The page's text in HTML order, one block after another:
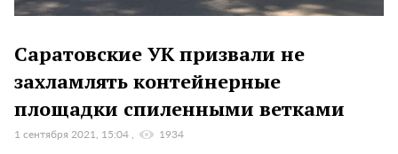
Саратовские УК призвали не
захламлять контейнерные
площадки спиленными ветками
1 сентября 2021, 15:04 1934